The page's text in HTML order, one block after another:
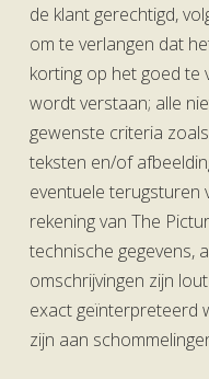
de klant gerechtigd,
om te verlangen dat
korting op het goed te
wordt verstaan; alle
gewenste criteria
teksten en/of
eventuele terugsturen
rekening van The
technische gegevens,
omschrijvingen zijn
exact geïnterpreteerd
zijn aan